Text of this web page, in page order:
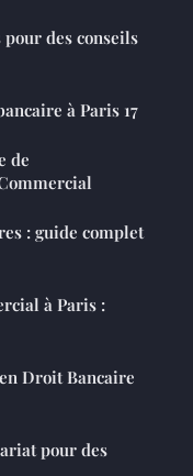
des conseils
à Paris 17
de
: guide complet
à Paris :
Droit Bancaire
pour des